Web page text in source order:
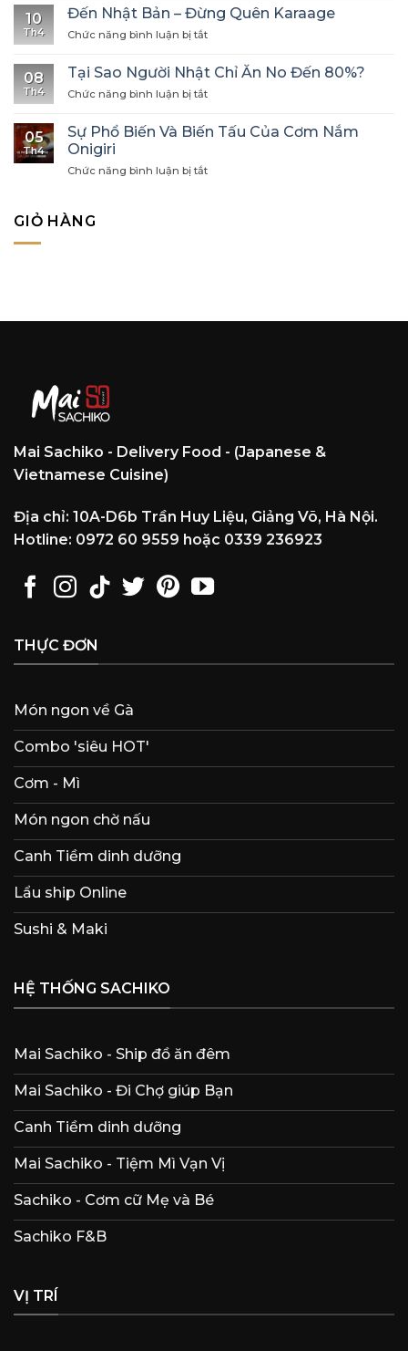
–
Tinh
Của
Cả
Chạm
Giác
10
Th4
Đến Nhật Bản – Đừng Quên Karaage
Chức năng bình luận bị tắtở
Nhật
Bản
–
Quên
08
Th4
Tại Sao Người Nhật Chỉ Ăn No Đến 80%?
Chức năng bình luận bị tắtở
Sao
Người
Chỉ
05
Th4
Sự Phổ Biến Và Biến Tấu Của Cơm Nắm
Onigiri
Chức năng bình luận bị tắtở
Onigiri
GIỎ HÀNG
Mai Sachiko - Delivery Food - (Japanese &
Vietnamese Cuisine)
Địa chỉ: 10A-D6b Trần Huy Liệu, Giảng Võ, Hà Nội.
Hotline: 0972 60 9559 hoặc 0339 236923
THỰC ĐƠN
Món ngon về Gà
Combo 'siêu HOT'
Cơm - Mì
Món ngon chờ nấu
Canh Tiềm dinh dưỡng
Lẩu ship Online
Sushi & Maki
HỆ THỐNG SACHIKO
Mai Sachiko - Ship đồ ăn đêm
Mai Sachiko - Đi Chợ giúp Bạn
Canh Tiềm dinh dưỡng
Mai Sachiko - Tiệm Mì Vạn Vị
Sachiko - Cơm cữ Mẹ và Bé
Sachiko F&B
VỊ TRÍ